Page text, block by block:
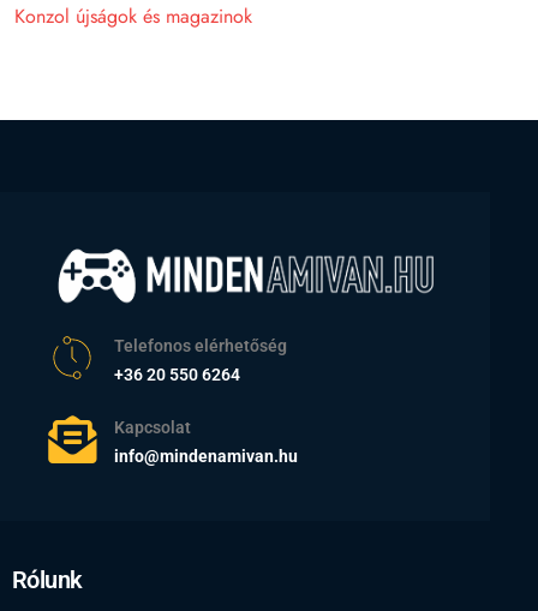
Konzol újságok és magazinok
Telefonos elérhetőség
+36 20 550 6264
Kapcsolat
info@mindenamivan.hu
Rólunk